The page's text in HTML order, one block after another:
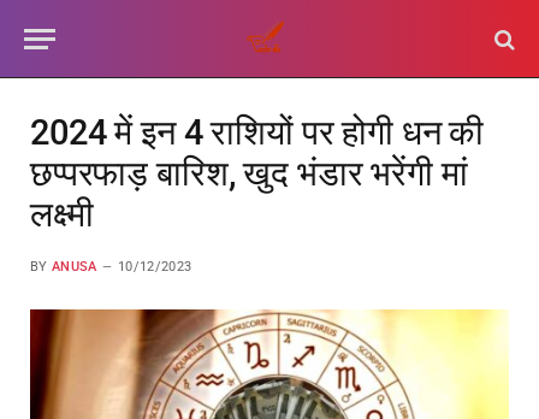
2024 में इन 4 राशियों पर होगी धन की
छप्परफाड़ बारिश, खुद भंडार भरेंगी मां
लक्ष्मी
BY ANUSA 10/12/2023